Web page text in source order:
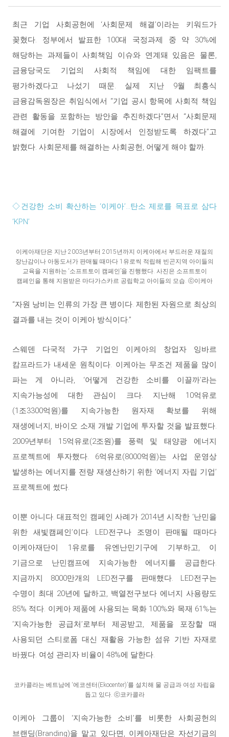
최근 기업 사회공헌에 ‘사회문제 해결’이라는 키워드가
꽂혔다. 정부에서 발표한 100대 국정과제 중 약 30%에
해당하는 과제들이 사회책임 이슈와 연계돼 있음은 물론,
금융당국도 기업의 사회적 책임에 대한 임팩트를
평가하겠다고 나섰기 때문. 실제 지난 9월 최흥식
금융감독원장은 취임식에서 “기업 공시 항목에 사회적 책임
관련 활동을 포함하는 방안을 추진하겠다”면서 “사회문제
해결에 기여한 기업이 시장에서 인정받도록 하겠다”고
밝혔다. 사회문제를 해결하는 사회공헌, 어떻게 해야 할까.
◇건강한 소비 확산하는 ‘이케아’…탄소 제로를 목표로 삼다
‘KPN’
이케아재단은 지난 2003년부터 2015년까지 이케아에서 부드러운 재질의
장난감이나 아동도서가 판매될 때마다 1유로씩 적립해 빈곤지역 아이들의
교육을 지원하는 ‘소프트토이 캠페인’을 진행했다. 사진은 소프트토이
캠페인을 통해 지원받은 마다가스카르 공립학교 아이들의 모습. ⓒ이케아
“자원 낭비는 인류의 가장 큰 병이다. 제한된 자원으로 최상의
결과를 내는 것이 이케아 방식이다.”
스웨덴 다국적 가구 기업인 이케아의 창업자 잉바르
캄프라드가 내세운 원칙이다. 이케아는 무조건 제품을 많이
파는 게 아니라, ‘어떻게 건강한 소비를 이끌까’라는
지속가능성에 대한 관심이 크다. 지난해 10억유로
(1조3300억원)를 지속가능한 원자재 확보를 위해
재생에너지, 바이오 소재 개발 기업에 투자할 것을 발표했다.
2009년부터 15억유로(2조원)를 풍력 및 태양광 에너지
프로젝트에 투자했다. 6억유로(8000억원)는 사업 운영상
발생하는 에너지를 전량 재생산하기 위한 ‘에너지 자립 기업’
프로젝트에 썼다.
이뿐 아니다. 대표적인 캠페인 사례가 2014년 시작한 ‘난민을
위한 새빛캠페인’이다. LED전구나 조명이 판매될 때마다
이케아재단이 1유로를 유엔난민기구에 기부하고, 이
기금으로 난민캠프에 지속가능한 에너지를 공급한다.
지금까지 8000만개의 LED전구를 판매했다. LED전구는
수명이 최대 20년에 달하고, 백열전구보다 에너지 사용량도
85% 적다. 이케아 제품에 사용되는 목화 100%와 목재 61%는
‘지속가능한 공급처’로부터 제공받고, 제품을 포장할 때
사용되던 스티로폼 대신 재활용 가능한 섬유 기반 자재로
바꿨다. 여성 관리자 비율이 48%에 달한다.
코카콜라는 베트남에 ‘에코센터(Ekocenter)’를 설치해 물 공급과 여성 자립을
돕고 있다. ⓒ코카콜라
이케아 그룹이 ‘지속가능한 소비’를 비롯한 사회공헌의
브랜딩(Branding)을 맡고 있다면, 이케아재단은 자선기금의